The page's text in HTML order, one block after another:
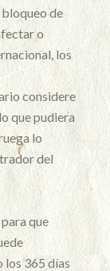
bloqueo de
o
los
considere
que pudiera
lo
del
que
365 días